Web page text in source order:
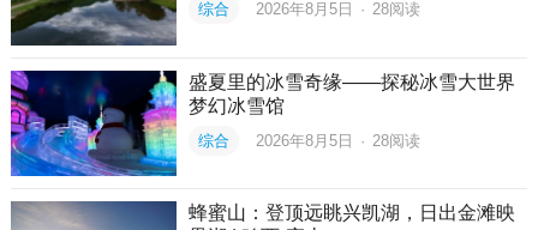
综合 2026年8月5日 · 28阅读
盛夏里的冰雪奇缘——探秘冰雪大世界
梦幻冰雪馆
综合 2026年8月5日 · 28阅读
蜂蜜山：登顶远眺兴凯湖，日出金滩映